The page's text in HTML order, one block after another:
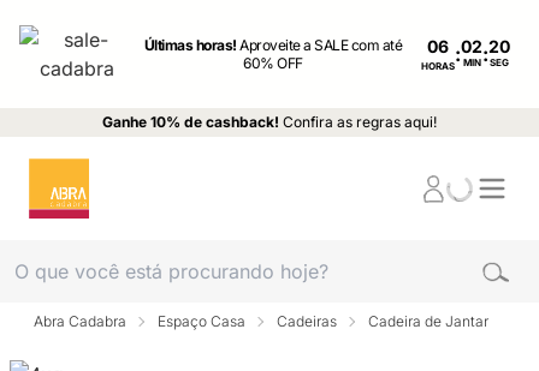
Últimas horas!Aproveite a SALE com até
60% OFF
06
HORAS: MIN : SEG
Ganhe 10% de cashback! Confira as regras aqui!
Abra Cadabra Espaço Casa Cadeiras Cadeira de Jantar